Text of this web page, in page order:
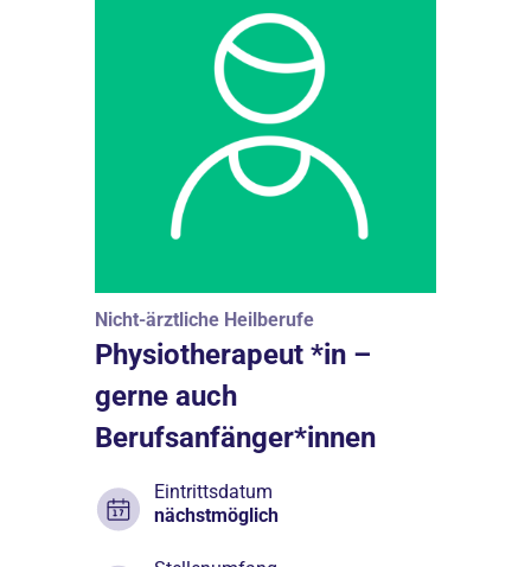
Nicht-ärztliche Heilberufe
Physiotherapeut *in –
gerne auch
Berufsanfänger*innen
Eintrittsdatum
nächstmöglich